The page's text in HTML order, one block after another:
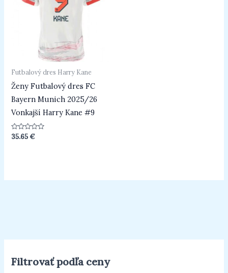
Filtrovať podľa ceny
Futbalový dres Harry Kane
Ženy Futbalový dres FC
Bayern Munich 2025/26
Vonkajší Harry Kane #9
Hodnotenie
35.65€